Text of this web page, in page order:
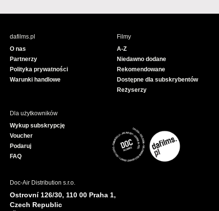
c
u
e
dafilms.pl
O nas
Partnerzy
Polityka prywatności
Warunki handlowe
Filmy
A-Z
Niedawno dodane
Rekomendowane
Dostępne dla subskrybentów
Reżyserzy
Dla użytkowników
Wykup subskrypcję
Voucher
Podaruj
FAQ
Doc-Air Distribution s.r.o.
Ostrovní 126/30, 110 00 Praha 1,
Czech Republic